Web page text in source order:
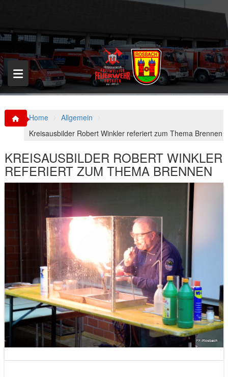
p
o
c
o
n
t
Home
Allgemein
Kreisausbilder Robert Winkler referiert zum Thema Brennen
KREISAUSBILDER ROBERT WINKLER
REFERIERT ZUM THEMA BRENNEN